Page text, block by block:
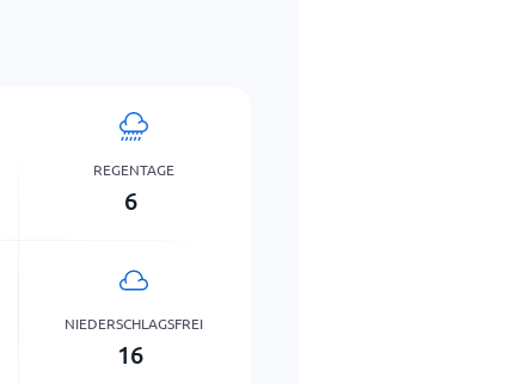
REGENTAGE
6
NIEDERSCHLAGSFREI
16